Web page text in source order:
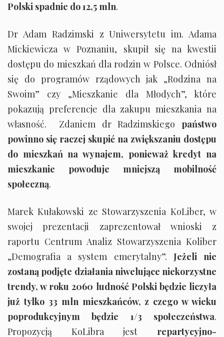
Polski spadnie do 12,5 mln.
Dr Adam Radzimski z Uniwersytetu im. Adama
Mickiewicza w Poznaniu, skupił się na kwestii
dostępu do mieszkań dla rodzin w Polsce. Odniósł
się do programów rządowych jak „Rodzina na
Swoim” czy „Mieszkanie dla Młodych”, które
pokazują preferencje dla zakupu mieszkania na
własność. Zdaniem dr Radzimskiego państwo
powinno się raczej skupić na zwiększaniu dostępu
do mieszkań na wynajem, ponieważ kredyt na
mieszkanie powoduje mniejszą mobilność
społeczną.
Marek Kułakowski ze Stowarzyszenia KoLiber, w
swojej prezentacji zaprezentował wnioski z
raportu Centrum Analiz Stowarzyszenia Koliber
„Demografia a system emerytalny”. Jeżeli nie
zostaną podjęte działania niwelujące niekorzystne
trendy, w roku 2060 ludność Polski będzie liczyła
już tylko 33 mln mieszkańców, z czego w wieku
poprodukcyjnym będzie 1/3 społeczeństwa.
Propozycją KoLibra jest repartycyjno-